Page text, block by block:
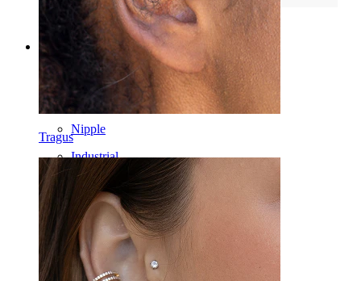
Tragus
Kategorier
Navle
Læbe
Nipple
Industrial
Dermal
Helix
Øre
Septum